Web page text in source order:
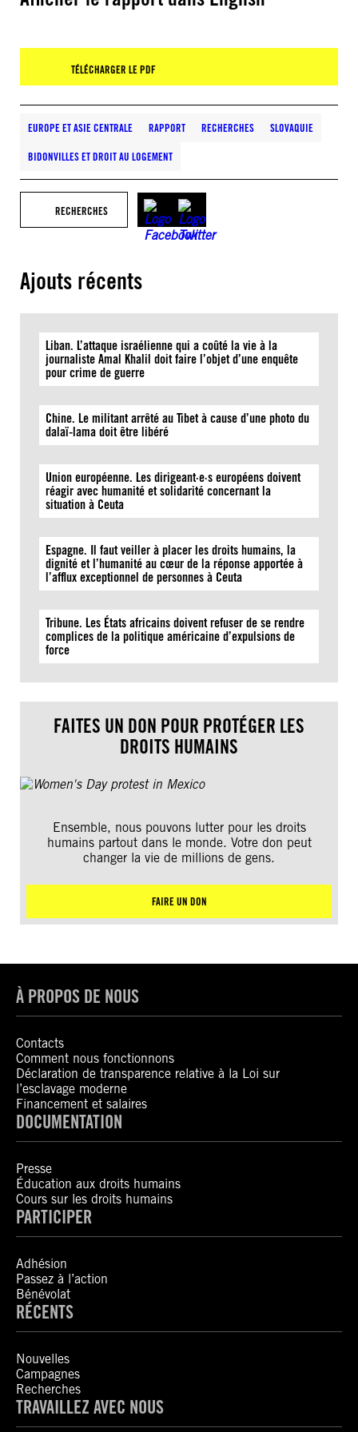
TÉLÉCHARGER LE PDF
EUROPE ET ASIE CENTRALE RAPPORT RECHERCHES SLOVAQUIE
BIDONVILLES ET DROIT AU LOGEMENT
RECHERCHES
Ajouts récents
Liban. L’attaque israélienne qui a coûté la vie à la
journaliste Amal Khalil doit faire l’objet d’une enquête
pour crime de guerre
Chine. Le militant arrêté au Tibet à cause d’une photo du
dalaï-lama doit être libéré
Union européenne. Les dirigeant·e·s européens doivent
réagir avec humanité et solidarité concernant la
situation à Ceuta
Espagne. Il faut veiller à placer les droits humains, la
dignité et l’humanité au cœur de la réponse apportée à
l’afflux exceptionnel de personnes à Ceuta
Tribune. Les États africains doivent refuser de se rendre
complices de la politique américaine d’expulsions de
force
FAITES UN DON POUR PROTÉGER LES
DROITS HUMAINS
Ensemble, nous pouvons lutter pour les droits
humains partout dans le monde. Votre don peut
changer la vie de millions de gens.
FAIRE UN DON
À PROPOS DE NOUS
Contacts
Comment nous fonctionnons
Déclaration de transparence relative à la Loi sur
l’esclavage moderne
Financement et salaires
DOCUMENTATION
Presse
Éducation aux droits humains
Cours sur les droits humains
PARTICIPER
Adhésion
Passez à l’action
Bénévolat
RÉCENTS
Nouvelles
Campagnes
Recherches
TRAVAILLEZ AVEC NOUS